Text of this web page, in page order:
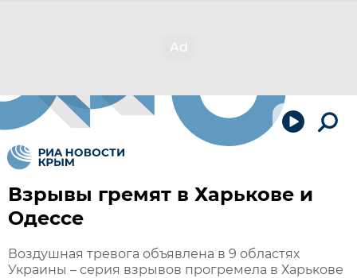
Взрывы гремят в Харькове и
Одессе
Воздушная тревога объявлена в 9 областях
Украины – серия взрывов прогремела в Харькове